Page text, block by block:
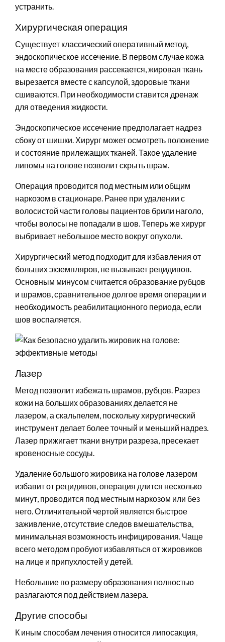
устранить.
Хирургическая операция
Существует классический оперативный метод,
эндоскопическое иссечение. В первом случае кожа
на месте образования рассекается, жировая ткань
вырезается вместе с капсулой, здоровые ткани
сшиваются. При необходимости ставится дренаж
для отведения жидкости.
Эндоскопическое иссечение предполагает надрез
сбоку от шишки. Хирург может осмотреть положение
и состояние прилежащих тканей. Такое удаление
липомы на голове позволит скрыть шрам.
Операция проводится под местным или общим
наркозом в стационаре. Ранее при удалении с
волосистой части головы пациентов брили наголо,
чтобы волосы не попадали в шов. Теперь же хирург
выбривает небольшое место вокруг опухоли.
Хирургический метод подходит для избавления от
больших экземпляров, не вызывает рецидивов.
Основным минусом считается образование рубцов
и шрамов, сравнительное долгое время операции и
необходимость реабилитационного периода, если
шов воспаляется.
Лазер
Метод позволит избежать шрамов, рубцов. Разрез
кожи на больших образованиях делается не
лазером, а скальпелем, поскольку хирургический
инструмент делает более точный и меньший надрез.
Лазер прижигает ткани внутри разреза, пресекает
кровеносные сосуды.
Удаление большого жировика на голове лазером
избавит от рецидивов, операция длится несколько
минут, проводится под местным наркозом или без
него. Отличительной чертой является быстрое
заживление, отсутствие следов вмешательства,
минимальная возможность инфицирования. Чаще
всего методом пробуют избавляться от жировиков
на лице и припухлостей у детей.
Небольшие по размеру образования полностью
разлагаются под действием лазера.
Другие способы
К иным способам лечения относится липосакция,